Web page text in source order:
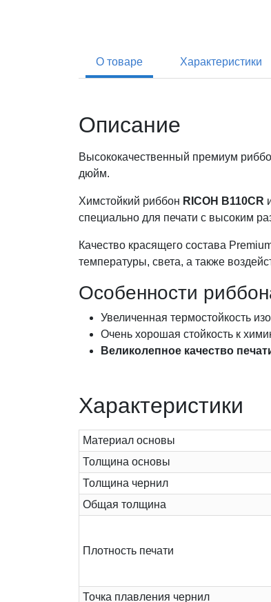
О товаре Характеристики
Описание
Высококачественный премиум
дюйм.
Химстойкий риббон RICOH B110CR
специально для печати с высоким
Качество красящего состава
температуры, света, а также
Особенности
Увеличенная термостойкость
Очень хорошая стойкость к
Великолепное качество
Характеристики
Материал основы
Толщина основы
Толщина чернил
Общая толщина
Плотность печати
Точка плавления чернил